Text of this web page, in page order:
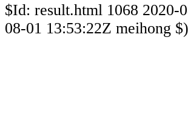
$Id: result.html 1068 2020-
08-01 13:53:22Z meihong $)